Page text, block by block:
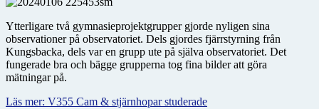
Ytterligare två gymnasieprojektgrupper gjorde nyligen sina
observationer på observatoriet. Dels gjordes fjärrstyrning från
Kungsbacka, dels var en grupp ute på själva observatoriet. Det
fungerade bra och bägge grupperna tog fina bilder att göra
mätningar på.
Läs mer: V355 Cam & stjärnhopar studerade